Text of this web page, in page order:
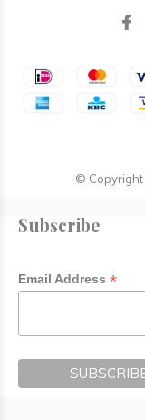
© Copyright
Subscribe
Email Address *